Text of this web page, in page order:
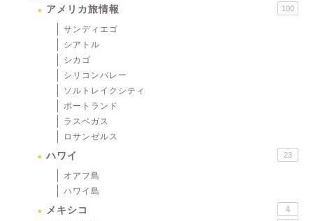
アメリカ旅情報 100
サンディエゴ
シアトル
シカゴ
シリコンバレー
ソルトレイクシティ
ポートランド
ラスベガス
ロサンゼルス
ハワイ 23
オアフ島
ハワイ島
メキシコ 4